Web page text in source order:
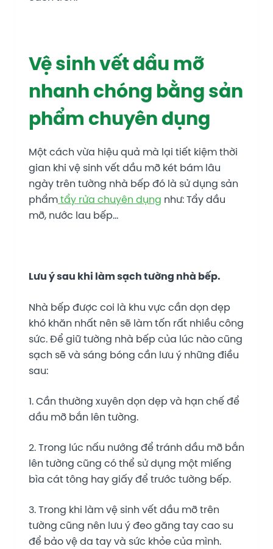
Vệ sinh vết dầu mỡ
nhanh chóng bằng sản
phẩm chuyên dụng
Một cách vừa hiệu quả mà lại tiết kiệm thời
gian khi vệ sinh vết dầu mỡ két bám lâu
ngày trên tường nhà bếp đó là sử dụng sản
phẩmtẩy rửa chuyên dụng như: Tẩy dầu
mỡ, nước lau bếp…
Lưu ý sau khi làm sạch tường nhà bếp.
Nhà bếp được coi là khu vực cần dọn dẹp
khó khăn nhất nên sẽ làm tốn rất nhiều công
sức. Để giữ tường nhà bếp của lúc nào cũng
sạch sẽ và sáng bóng cần lưu ý những điều
sau:
1. Cần thường xuyên dọn dẹp và hạn chế để
dầu mỡ bắn lên tường.
2. Trong lúc nấu nướng để tránh dầu mỡ bắn
lên tường cũng có thể sử dụng một miếng
bìa cát tông hay giấy để trước tường bếp.
3. Trong khi làm vệ sinh vết dầu mỡ trên
tường cũng nên lưu ý đeo găng tay cao su
để bảo vệ da tay và sức khỏe của mình.